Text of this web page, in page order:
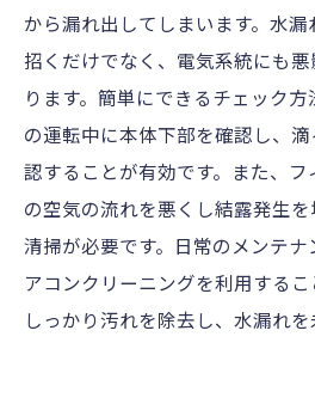
から漏れ出してしまいます。水
招くだけでなく、電気系統にも
ります。簡単にできるチェック
の運転中に本体下部を確認し、
認することが有効です。また、
の空気の流れを悪くし結露発生
清掃が必要です。日常のメンテ
アコンクリーニングを利用する
しっかり汚れを除去し、水漏れを